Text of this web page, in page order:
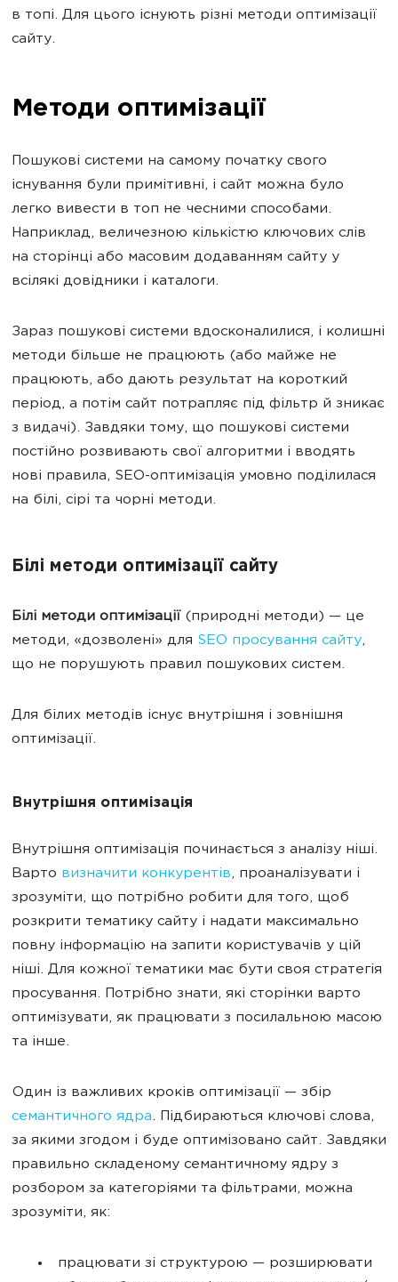
в топі. Для цього існують різні методи оптимізації
сайту.
Методи оптимізації
Пошукові системи на самому початку свого
існування були примітивні, і сайт можна було
легко вивести в топ не чесними способами.
Наприклад, величезною кількістю ключових слів
на сторінці або масовим додаванням сайту у
всілякі довідники і каталоги.
Зараз пошукові системи вдосконалилися, і колишні
методи більше не працюють (або майже не
працюють, або дають результат на короткий
період, а потім сайт потрапляє під фільтр й зникає
з видачі). Завдяки тому, що пошукові системи
постійно розвивають свої алгоритми і вводять
нові правила, SEO-оптимізація умовно поділилася
на білі, сірі та чорні методи.
Білі методи оптимізації сайту
Білі методи оптимізації (природні методи) — це
методи, «дозволені» для SEO просування сайту,
що не порушують правил пошукових систем.
Для білих методів існує внутрішня і зовнішня
оптимізації.
Внутрішня оптимізація
Внутрішня оптимізація починається з аналізу ніші.
Варто визначити конкурентів, проаналізувати і
зрозуміти, що потрібно робити для того, щоб
розкрити тематику сайту і надати максимально
повну інформацію на запити користувачів у цій
ніші. Для кожної тематики має бути своя стратегія
просування. Потрібно знати, які сторінки варто
оптимізувати, як працювати з посилальною масою
та інше.
Один із важливих кроків оптимізації — збір
семантичного ядра. Підбираються ключові слова,
за якими згодом і буде оптимізовано сайт. Завдяки
правильно складеному семантичному ядру з
розбором за категоріями та фільтрами, можна
зрозуміти, як:
працювати зі структурою — розширювати